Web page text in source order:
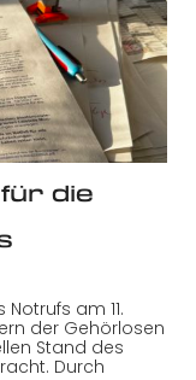
die
am 11.
der Gehörlosen
Stand des
Durch